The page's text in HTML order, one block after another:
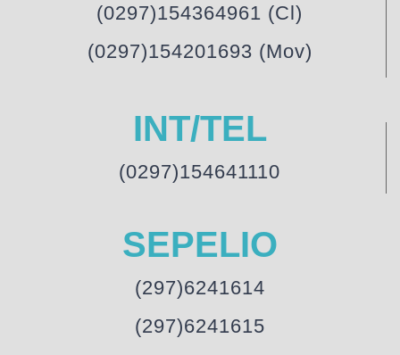
(0297)154364961 (Cl)
(0297)154201693 (Mov)
INT/TEL
(0297)154641110
SEPELIO
(297)6241614
(297)6241615